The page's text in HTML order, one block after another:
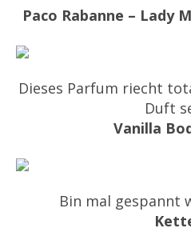
Paco Rabanne – Lady
Dieses Parfum riecht
Duft
Vanilla
Bin mal gespannt